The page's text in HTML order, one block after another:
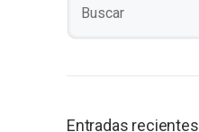
Entradas recientes